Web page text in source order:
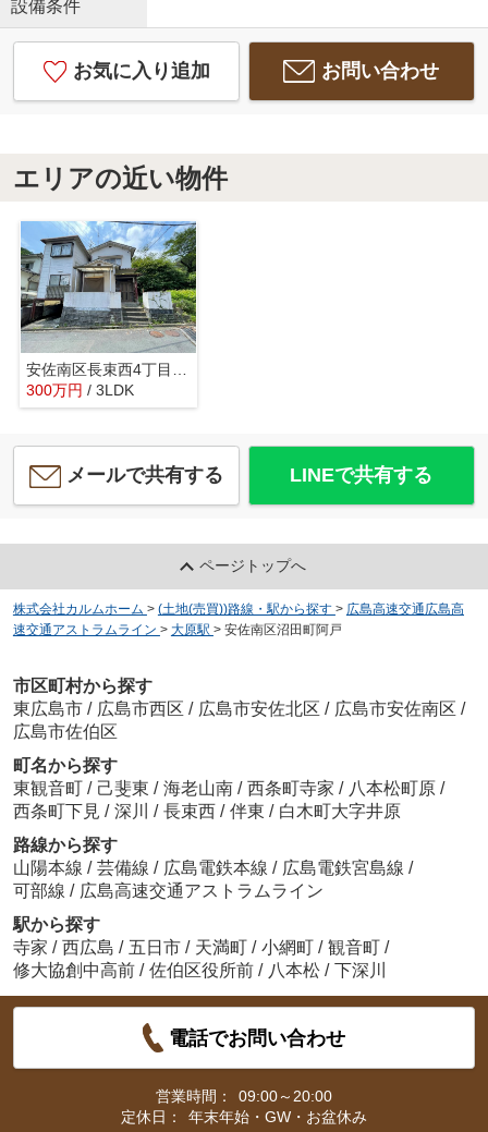
設備条件
お気に入り追加 お問い合わせ
エリアの近い物件
300万円 / 3LDK
メールで共有する LINEで共有する
ページトップへ
株式会社カルムホーム > (土地(売買))路線・駅から探す > 広島高速交通広島高
速交通アストラムライン > 大原駅 > 安佐南区沼田町阿戸
市区町村から探す
東広島市 / 広島市西区 / 広島市安佐北区 / 広島市安佐南区 /
広島市佐伯区
町名から探す
東観音町 / 己斐東 / 海老山南 / 西条町寺家 / 八本松町原 /
西条町下見 / 深川 / 長束西 / 伴東 / 白木町大字井原
路線から探す
山陽本線 / 芸備線 / 広島電鉄本線 / 広島電鉄宮島線 /
可部線 / 広島高速交通アストラムライン
駅から探す
寺家 / 西広島 / 五日市 / 天満町 / 小網町 / 観音町 /
修大協創中高前 / 佐伯区役所前 / 八本松 / 下深川
電話でお問い合わせ
営業時間：
09:00～20:00
定休日：
年末年始・GW・お盆休み